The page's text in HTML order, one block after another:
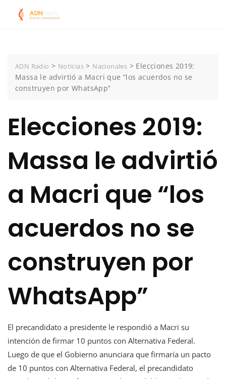
ADN Radio > Noticias > Nacionales > Elecciones 2019:
Massa le advirtió a Macri que “los acuerdos no se
construyen por WhatsApp”
Elecciones 2019:
Massa le advirtió
a Macri que “los
acuerdos no se
construyen por
WhatsApp”
El precandidato a presidente le respondió a Macri su
intención de firmar 10 puntos con Alternativa Federal.
Luego de que el Gobierno anunciara que firmaría un pacto
de 10 puntos con Alternativa Federal, el precandidato